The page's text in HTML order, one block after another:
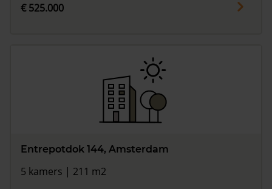
€ 525.000
Entrepotdok 144, Amsterdam
5 kamers | 211 m2